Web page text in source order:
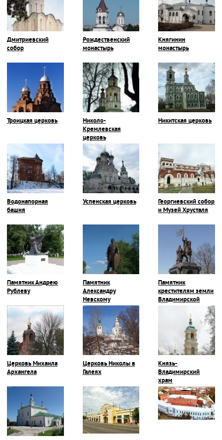
Дмитриевский
собор
Рождественский
монастырь
Княгинин
монастырь
Троицкая церковь
Николо-
Кремлевская
церковь
Никитская церковь
Водонапорная
башня
Успенская церковь
Георгиевский собор
и Музей Хрусталя
Памятник Андрею
Рублеву
Памятник
Александру
Невскому
Памятник
крестителям земли
Владимирской
Церковь Михаила
Архангела
Церковь Николы в
Галеях
Князь-
Владимирский
храм